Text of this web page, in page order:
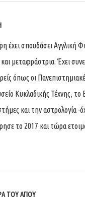
έχει σπουδάσει Αγγλική
μεταφράστρια. Έχει
όπως οι
Κυκλαδικής Τέχνης, το
και την αστρολογία
το 2017 και τώρα
ΤΟΥ ΑΓΊΟΥ